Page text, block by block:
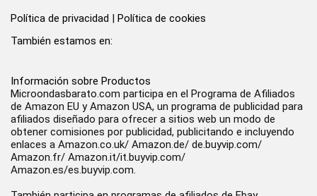
Política de privacidad | Política de cookies
También estamos en:
Información sobre Productos
Microondasbarato.com participa en el Programa de Afiliados
de Amazon EU y Amazon USA, un programa de publicidad para
afiliados diseñado para ofrecer a sitios web un modo de
obtener comisiones por publicidad, publicitando e incluyendo
enlaces a Amazon.co.uk/ Amazon.de/ de.buyvip.com/
Amazon.fr/ Amazon.it/it.buyvip.com/
Amazon.es/es.buyvip.com.